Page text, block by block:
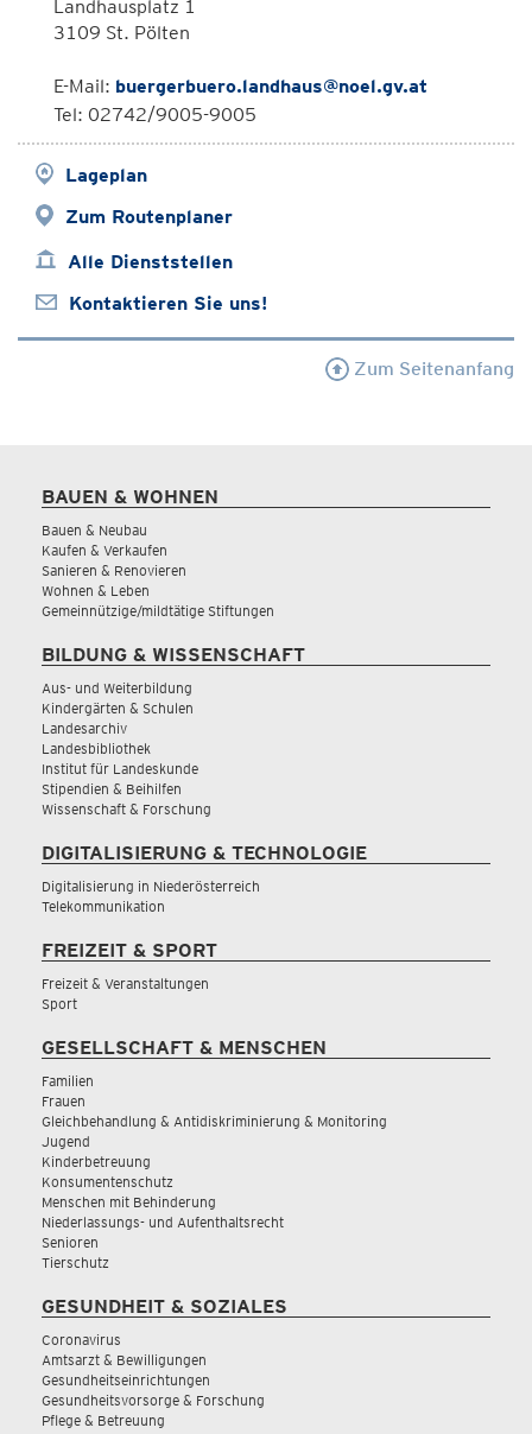
Landhausplatz 1
3109 St. Pölten
E-Mail: buergerbuero.landhaus@noel.gv.at
Tel: 02742/9005-9005
Lageplan
Zum Routenplaner
Alle Dienststellen
Kontaktieren Sie uns!
Zum Seitenanfang
BAUEN & WOHNEN
Bauen & Neubau
Kaufen & Verkaufen
Sanieren & Renovieren
Wohnen & Leben
Gemeinnützige/mildtätige Stiftungen
BILDUNG & WISSENSCHAFT
Aus- und Weiterbildung
Kindergärten & Schulen
Landesarchiv
Landesbibliothek
Institut für Landeskunde
Stipendien & Beihilfen
Wissenschaft & Forschung
DIGITALISIERUNG & TECHNOLOGIE
Digitalisierung in Niederösterreich
Telekommunikation
FREIZEIT & SPORT
Freizeit & Veranstaltungen
Sport
GESELLSCHAFT & MENSCHEN
Familien
Frauen
Gleichbehandlung & Antidiskriminierung & Monitoring
Jugend
Kinderbetreuung
Konsumentenschutz
Menschen mit Behinderung
Niederlassungs- und Aufenthaltsrecht
Senioren
Tierschutz
GESUNDHEIT & SOZIALES
Coronavirus
Amtsarzt & Bewilligungen
Gesundheitseinrichtungen
Gesundheitsvorsorge & Forschung
Pflege & Betreuung